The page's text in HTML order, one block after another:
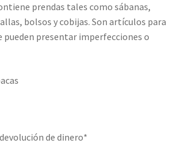
prendas tales como sábanas,
bolsos y cobijas. Son artículos para
pueden presentar imperfecciones o
de dinero*